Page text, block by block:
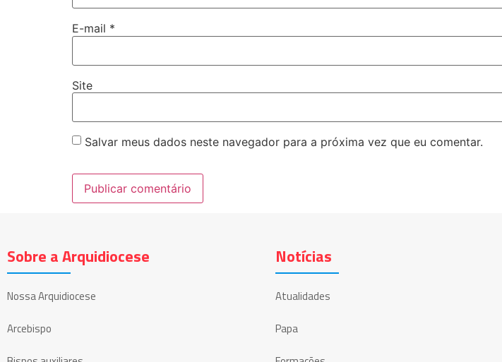
E-mail *
Site
Salvar meus dados neste navegador para a próxima vez que eu comentar.
Sobre a Arquidiocese
Nossa Arquidiocese
Arcebispo
Notícias
Atualidades
Papa